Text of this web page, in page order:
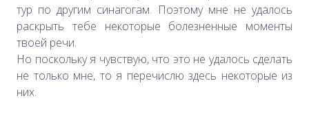
тур по другим синагогам. Поэтому мне не удалось
раскрыть тебе некоторые болезненные моменты
твоей речи.
Но поскольку я чувствую, что это не удалось сделать
не только мне, то я перечислю здесь некоторые из
них.